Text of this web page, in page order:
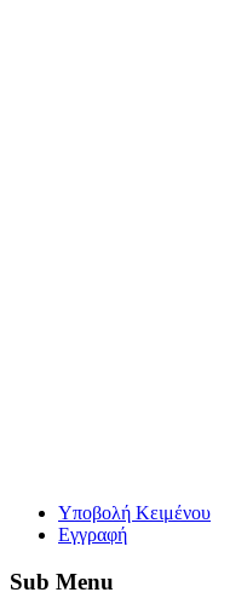
Yποβολή Κειμένου
Εγγραφή
Sub Menu